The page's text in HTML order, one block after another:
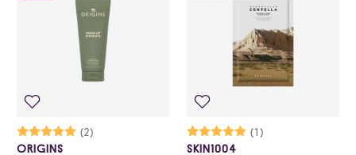
Karakter:
(2)
5.0 av 5 mulige
ORIGINS
Karakter:
(1)
5.0 av 5 mulige
SKIN1004